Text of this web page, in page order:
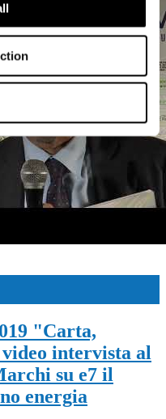
"Carta,
intervista al
su e7 il
energia